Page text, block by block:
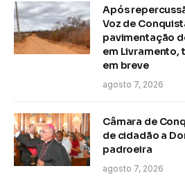
Após
Voz de
pavimentação
em Livramento,
em breve
agosto 7, 2026
Câmara de
de cidadão a
padroeira
agosto 7, 2026